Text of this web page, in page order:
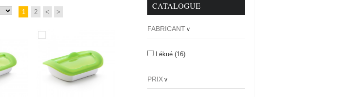
CATALOGUE
FABRICANT v
Lékué (16)
PRIX v
1 2 < >